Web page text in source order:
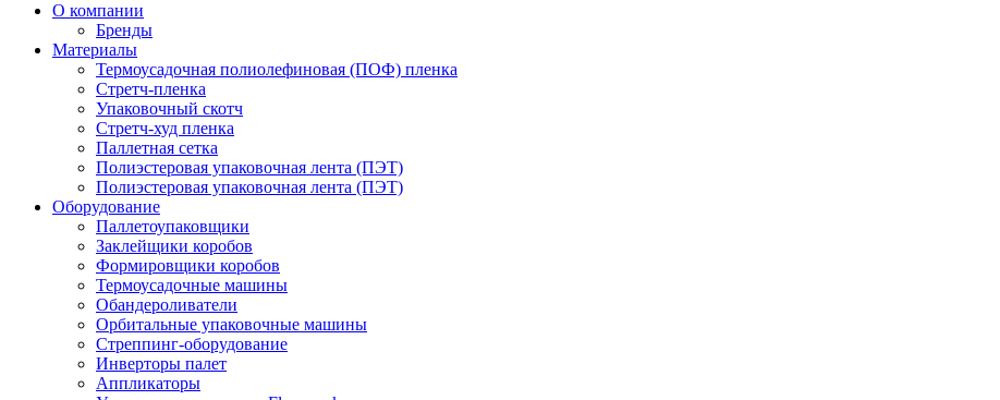
О компании
Бренды
Материалы
Термоусадочная полиолефиновая (ПОФ) пленка
Стретч-пленка
Упаковочный скотч
Стретч-худ пленка
Паллетная сетка
Полиэстеровая упаковочная лента (ПЭТ)
Полиэстеровая упаковочная лента (ПЭТ)
Оборудование
Паллетоупаковщики
Заклейщики коробов
Формировщики коробов
Термоусадочные машины
Обандероливатели
Орбитальные упаковочные машины
Стреппинг-оборудование
Инверторы палет
Аппликаторы